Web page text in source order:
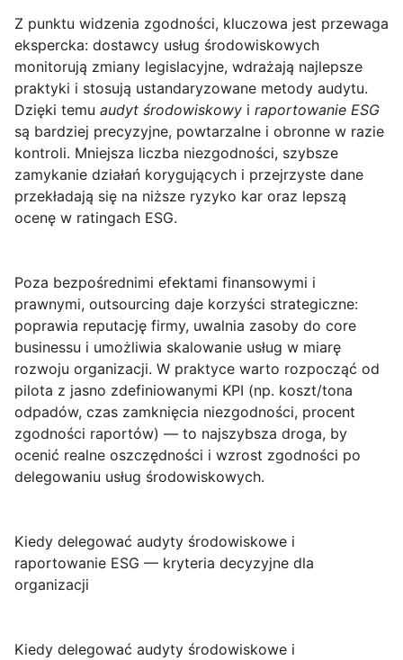
Z punktu widzenia zgodności, kluczowa jest przewaga
ekspercka: dostawcy usług środowiskowych
monitorują zmiany legislacyjne, wdrażają najlepsze
praktyki i stosują ustandaryzowane metody audytu.
Dzięki temu audyt środowiskowy i raportowanie ESG
są bardziej precyzyjne, powtarzalne i obronne w razie
kontroli. Mniejsza liczba niezgodności, szybsze
zamykanie działań korygujących i przejrzyste dane
przekładają się na niższe ryzyko kar oraz lepszą
ocenę w ratingach ESG.
Poza bezpośrednimi efektami finansowymi i
prawnymi, outsourcing daje korzyści strategiczne:
poprawia reputację firmy, uwalnia zasoby do core
businessu i umożliwia skalowanie usług w miarę
rozwoju organizacji. W praktyce warto rozpocząć od
pilota z jasno zdefiniowanymi KPI (np. koszt/tona
odpadów, czas zamknięcia niezgodności, procent
zgodności raportów) — to najszybsza droga, by
ocenić realne oszczędności i wzrost zgodności po
delegowaniu usług środowiskowych.
Kiedy delegować audyty środowiskowe i
raportowanie ESG — kryteria decyzyjne dla
organizacji
Kiedy delegować audyty środowiskowe i